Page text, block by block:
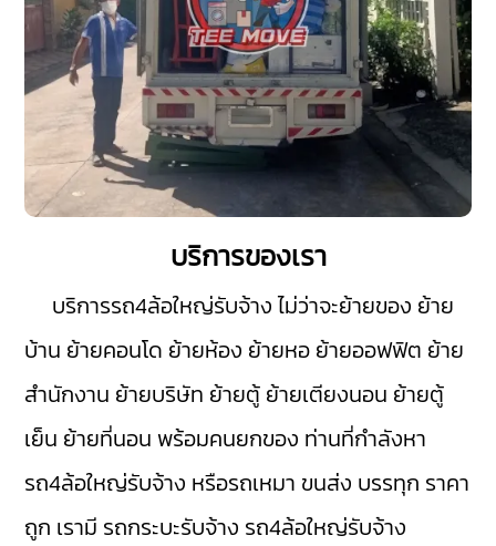
บริการของเรา
บริการรถ4ล้อใหญ่รับจ้าง ไม่ว่าจะย้ายของ ย้าย
บ้าน ย้ายคอนโด ย้ายห้อง ย้ายหอ ย้ายออฟฟิต ย้าย
สำนักงาน ย้ายบริษัท ย้ายตู้ ย้ายเตียงนอน ย้ายตู้
เย็น ย้ายที่นอน พร้อมคนยกของ ท่านที่กำลังหา
รถ4ล้อใหญ่รับจ้าง หรือรถเหมา ขนส่ง บรรทุก ราคา
ถูก เรามี รถกระบะรับจ้าง รถ4ล้อใหญ่รับจ้าง